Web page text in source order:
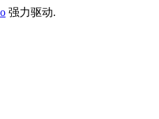
强力驱动.